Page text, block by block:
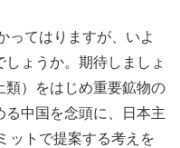
ってはりますが、いよ
ょうか。期待しましょ
類）をはじめ重要鉱物の
中国を念頭に、日本主
ットで提案する考えを